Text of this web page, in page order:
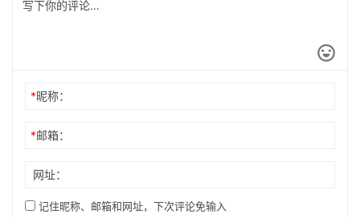
*昵称：
*邮箱：
网址：
记住昵称、邮箱和网址，下次评论免输入